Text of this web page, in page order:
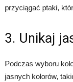
przyciągać ptaki,
3. Unikaj
Podczas wyboru
jasnych kolorów,